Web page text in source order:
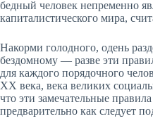
бедный человек непременно
капиталистического мира,
Накорми голодного, одень
бездомному — разве эти
для каждого порядочного
XX века, века великих
что эти замечательные
предварительно как следует